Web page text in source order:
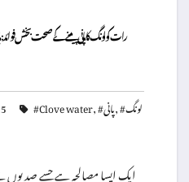
رات کو لونگ کا پانی پینے کے صحت بخش
#Clove water, #پانی, #لونگ